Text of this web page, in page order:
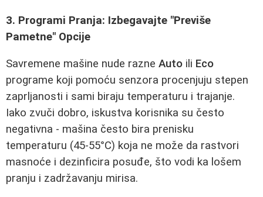
3. Programi Pranja: Izbegavajte "Previše
Pametne" Opcije
Savremene mašine nude razne Auto ili Eco
programe koji pomoću senzora procenjuju stepen
zaprljanosti i sami biraju temperaturu i trajanje.
Iako zvuči dobro, iskustva korisnika su često
negativna - mašina često bira prenisku
temperaturu (45-55°C) koja ne može da rastvori
masnoće i dezinficira posuđe, što vodi ka lošem
pranju i zadržavanju mirisa.